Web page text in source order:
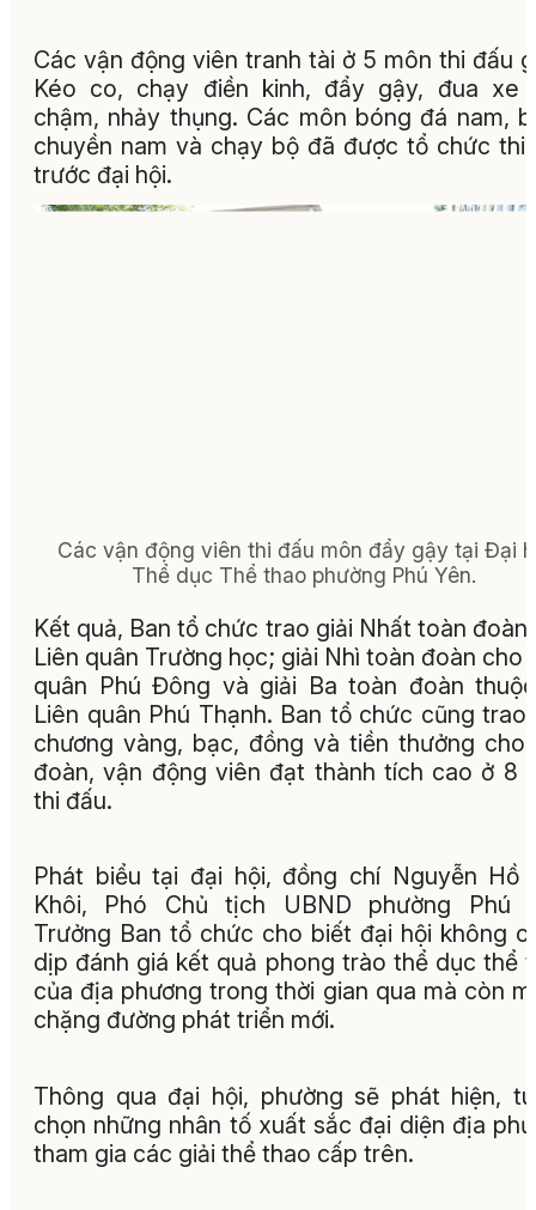
Các vận động viên tranh tài ở 5 môn thi đấu
Kéo co, chạy điền kinh, đẩy gậy, đua xe
chậm, nhảy thụng. Các môn bóng đá nam,
chuyền nam và chạy bộ đã được tổ chức thi
trước đại hội.
Các vận động viên thi đấu môn đẩy gậy tại Đại
Thể dục Thể thao phường Phú Yên.
Kết quả, Ban tổ chức trao giải Nhất toàn đoàn
Liên quân Trường học; giải Nhì toàn đoàn cho
quân Phú Đông và giải Ba toàn đoàn
Liên quân Phú Thạnh. Ban tổ chức cũng trao
chương vàng, bạc, đồng và tiền thưởng cho
đoàn, vận động viên đạt thành tích cao ở 8
thi đấu.
Phát biểu tại đại hội, đồng chí Nguyễn Hồ
Khôi, Phó Chủ tịch UBND phường Phú
Trưởng Ban tổ chức cho biết đại hội không
dịp đánh giá kết quả phong trào thể dục thể
của địa phương trong thời gian qua mà còn
chặng đường phát triển mới.
Thông qua đại hội, phường sẽ phát hiện,
chọn những nhân tố xuất sắc đại diện địa
tham gia các giải thể thao cấp trên.